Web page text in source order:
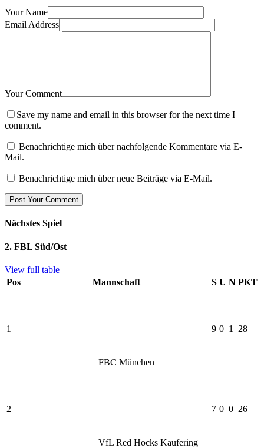
Your Name
Email Address
Your Comment
Save my name and email in this browser for the next time I
comment.
Benachrichtige mich über nachfolgende Kommentare via E-
Mail.
Benachrichtige mich über neue Beiträge via E-Mail.
Nächstes Spiel
2. FBL Süd/Ost
View full table
Pos
Mannschaft S U N PKT
1
FBC München
9 0 1 28
2
VfL Red Hocks Kaufering
7 0 0 26